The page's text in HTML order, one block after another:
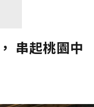
串起桃園中